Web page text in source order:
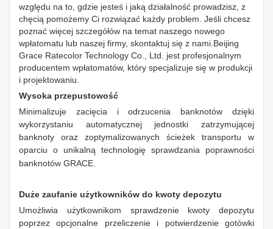
względu na to, gdzie jesteś i jaką działalność prowadzisz, z
chęcią pomożemy Ci rozwiązać każdy problem. Jeśli chcesz
poznać więcej szczegółów na temat naszego nowego
wpłatomatu lub naszej firmy, skontaktuj się z nami.Beijing
Grace Ratecolor Technology Co., Ltd. jest profesjonalnym
producentem wpłatomatów, który specjalizuje się w produkcji
i projektowaniu.
Wysoka przepustowość
Minimalizuje zacięcia i odrzucenia banknotów dzięki
wykorzystaniu automatycznej jednostki zatrzymującej
banknoty oraz zoptymalizowanych ścieżek transportu w
oparciu o unikalną technologię sprawdzania poprawności
banknotów GRACE.
Duże zaufanie użytkowników do kwoty depozytu
Umożliwia użytkownikom sprawdzenie kwoty depozytu
poprzez opcjonalne przeliczenie i potwierdzenie gotówki